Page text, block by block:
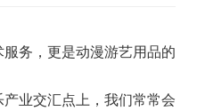
务，更是动漫游艺用品的
业交汇点上，我们常常会